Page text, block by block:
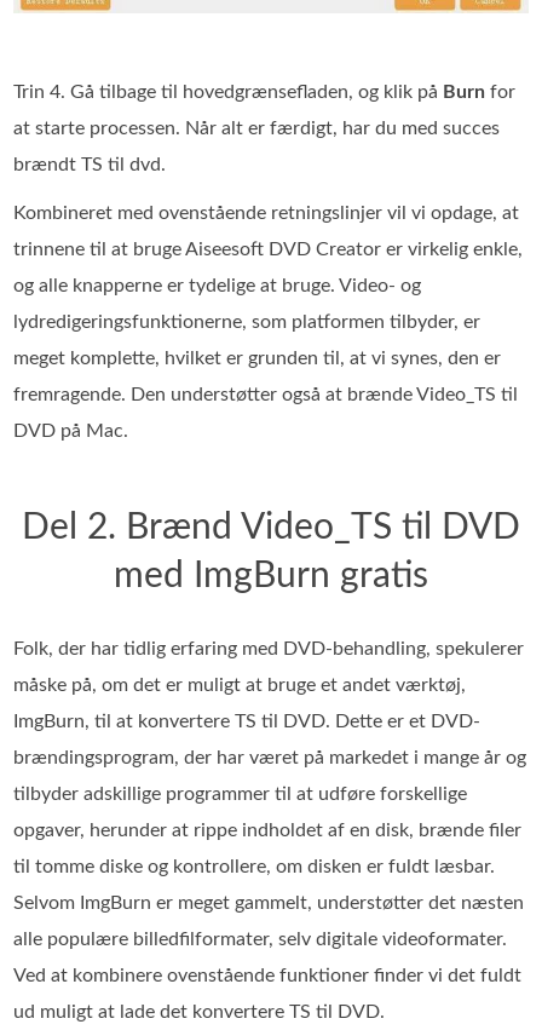
Trin 4. Gå tilbage til hovedgrænsefladen, og klik på Burn for
at starte processen. Når alt er færdigt, har du med succes
brændt TS til dvd.
Kombineret med ovenstående retningslinjer vil vi opdage, at
trinnene til at bruge Aiseesoft DVD Creator er virkelig enkle,
og alle knapperne er tydelige at bruge. Video- og
lydredigeringsfunktionerne, som platformen tilbyder, er
meget komplette, hvilket er grunden til, at vi synes, den er
fremragende. Den understøtter også at brænde Video_TS til
DVD på Mac.
Del 2. Brænd Video_TS til DVD
med ImgBurn gratis
Folk, der har tidlig erfaring med DVD-behandling, spekulerer
måske på, om det er muligt at bruge et andet værktøj,
ImgBurn, til at konvertere TS til DVD. Dette er et DVD-
brændingsprogram, der har været på markedet i mange år og
tilbyder adskillige programmer til at udføre forskellige
opgaver, herunder at rippe indholdet af en disk, brænde filer
til tomme diske og kontrollere, om disken er fuldt læsbar.
Selvom ImgBurn er meget gammelt, understøtter det næsten
alle populære billedfilformater, selv digitale videoformater.
Ved at kombinere ovenstående funktioner finder vi det fuldt
ud muligt at lade det konvertere TS til DVD.